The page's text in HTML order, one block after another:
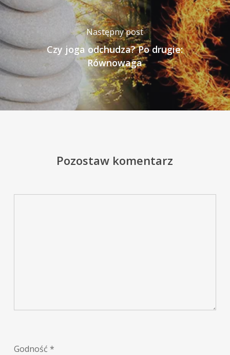
Następny post
Czy joga odchudza? Po drugie:
Równowaga
Pozostaw komentarz
Godność *